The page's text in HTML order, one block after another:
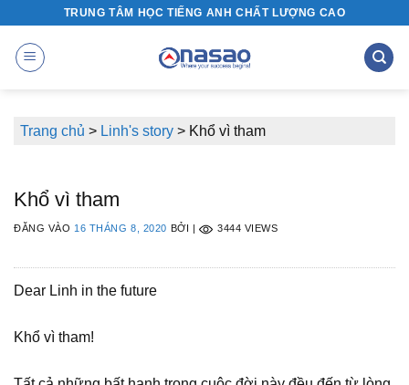
nội
TRUNG TÂM HỌC TIẾNG ANH CHẤT LƯỢNG CAO
Trang chủ > Linh's story > Khổ vì tham
Khổ vì tham
ĐĂNG VÀO16 THÁNG 8, 2020 BỞI 3444 VIEWS
Dear Linh in the future
Khổ vì tham!